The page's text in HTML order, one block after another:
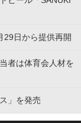
29日から提供再開
者は体育会人材を
」を発売